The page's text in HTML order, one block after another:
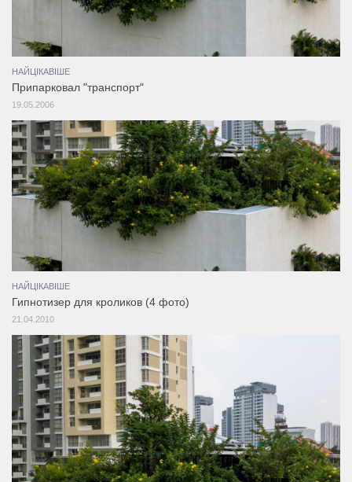
НАЙЦІКАВІШЕ
Припарковал "транспорт"
19.05.2006
НАЙЦІКАВІШЕ
Гипнотизер для кроликов (4 фото)
21.04.2010